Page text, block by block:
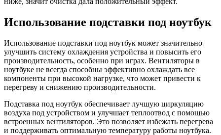
Использование подставки под ноутбук
Использование подставки под ноутбук может значительно
улучшить систему охлаждения устройства и повысить его
производительность, особенно при играх. Вентиляторы в
ноутбуке не всегда способны эффективно охлаждать все
компоненты при высокой нагрузке, что может привести к
перегреву и снижению производительности.
Подставка под ноутбук обеспечивает лучшую циркуляцию
воздуха под устройством и улучшает теплоотвод с помощью
встроенных вентиляторов. Это позволяет избежать перегрева
и поддерживать оптимальную температуру работы ноутбука.